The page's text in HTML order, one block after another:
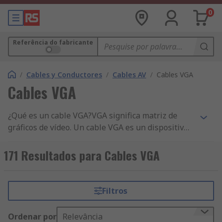
0
Referência do fabricante
/ Cables y Conductores / Cables AV / Cables VGA
Cables VGA
¿Qué es un cable VGA?VGA significa matriz de
gráficos de vídeo. Un cable VGA es un dispositivo
Los cables VGA se utilizan con muchos monitores
de ordenadores, ordenadores portátiles,
cable de gráficos de vídeo se suministra en dos
tipos, conector macho y hembra.¿Cómo funciona?
Los cables VGA funcionan transportando las
171 Resultados para Cables VGA
Filtros
Ordenar por Relevância